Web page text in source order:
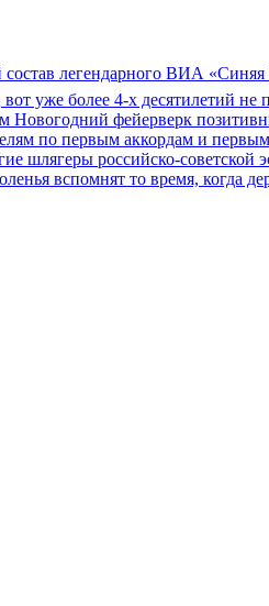
легендарного ВИА «Синяя
уже более 4-х десятилетий
фейерверк
по первым аккордам и
шлягеры российско-
вспомнят то время,